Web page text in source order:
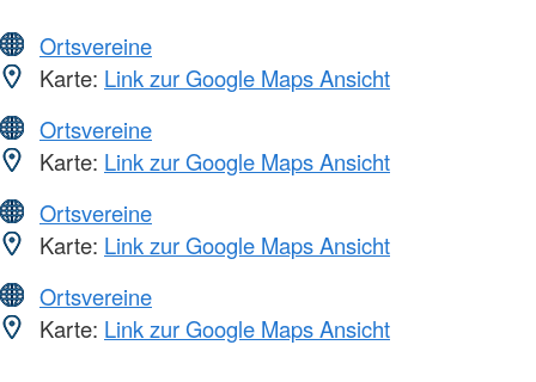
Ortsvereine
Karte: Link zur Google Maps Ansicht
Ortsvereine
Karte: Link zur Google Maps Ansicht
Ortsvereine
Karte: Link zur Google Maps Ansicht
Ortsvereine
Karte: Link zur Google Maps Ansicht